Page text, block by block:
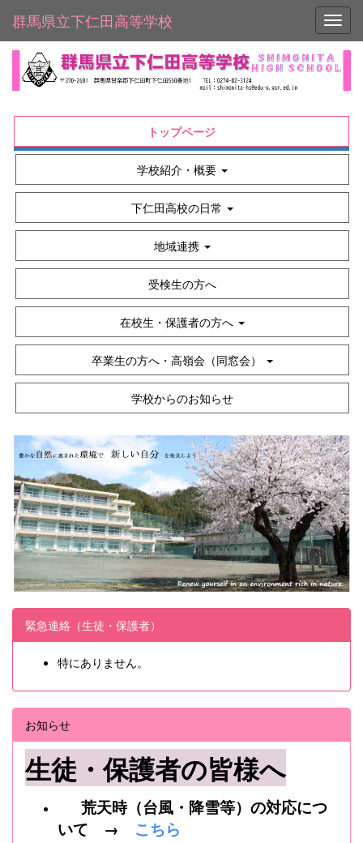
群馬県立下仁田高等学校
トップページ
学校紹介・概要
下仁田高校の日常
地域連携
受検生の方へ
在校生・保護者の方へ
卒業生の方へ・高嶺会（同窓会）
学校からのお知らせ
緊急連絡（生徒・保護者）
特にありません。
お知らせ
生徒・保護者の皆様へ
荒天時（台風・降雪等）の対応につ
いて →
こちら